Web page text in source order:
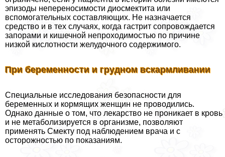
эпизоды непереносимости диосмектита или
вспомогательных составляющих. Не назначается
средство и в тех случаях, когда гастрит сопровождается
запорами и кишечной непроходимостью по причине
низкой кислотности желудочного содержимого.
При беременности и грудном вскармливании
Специальные исследования безопасности для
беременных и кормящих женщин не проводились.
Однако данные о том, что лекарство не проникает в кровь
и не метаболизируется в организме, позволяют
применять Смекту под наблюдением врача и с
осторожностью по показаниям.